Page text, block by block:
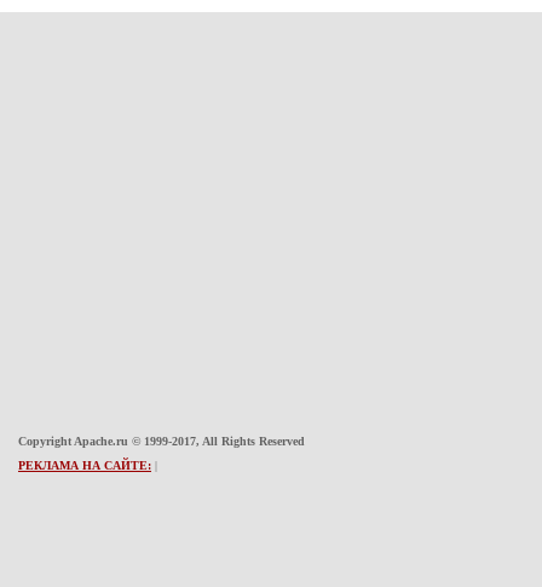
Copyright Apache.ru © 1999-2017, All Rights Reserved
РЕКЛАМА НА САЙТЕ: |